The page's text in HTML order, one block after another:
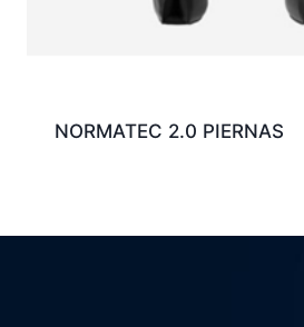
NORMATEC 2.0 PIERNAS